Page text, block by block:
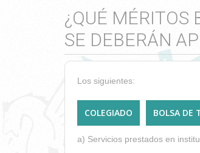
¿QUÉ MÉRITOS
SE DEBERÁN
Los siguientes:
COLEGIADO BOLSA DE
a) Servicios prestados en